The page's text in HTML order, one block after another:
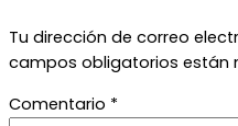
Tu dirección de correo
campos obligatorios están
Comentario *